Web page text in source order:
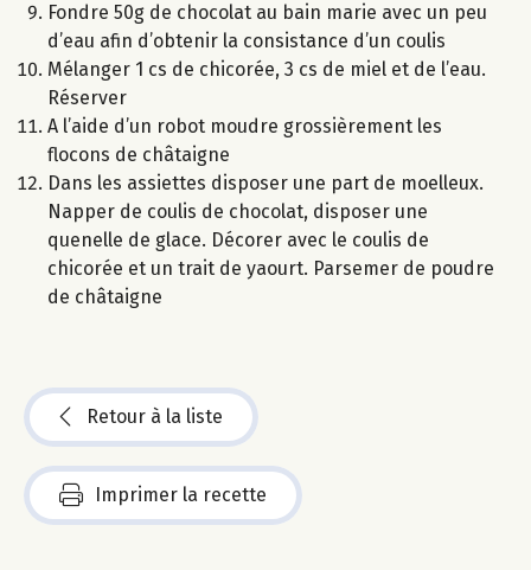
Fondre 50g de chocolat au bain marie avec un peu
d’eau afin d’obtenir la consistance d’un coulis
Mélanger 1 cs de chicorée, 3 cs de miel et de l’eau.
Réserver
A l’aide d’un robot moudre grossièrement les
flocons de châtaigne
Dans les assiettes disposer une part de moelleux.
Napper de coulis de chocolat, disposer une
quenelle de glace. Décorer avec le coulis de
chicorée et un trait de yaourt. Parsemer de poudre
de châtaigne
Retour à la liste
Imprimer la recette